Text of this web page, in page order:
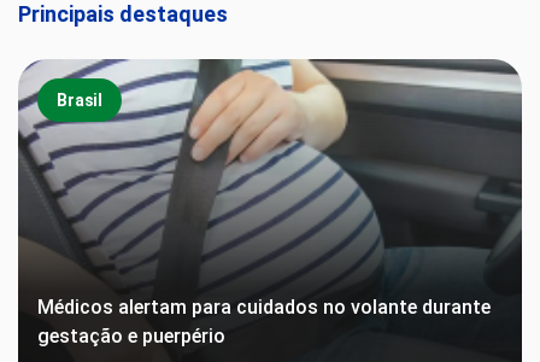
Principais destaques
Brasil
Médicos alertam para cuidados no volante durante
gestação e puerpério